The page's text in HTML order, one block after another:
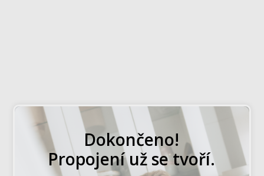
Dokončeno!
Propojení už se tvoří.